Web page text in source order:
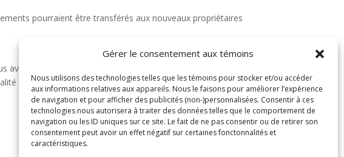
Gérer le consentement aux témoins
Nous utilisons des technologies telles que les témoins pour stocker et/ou accéder
aux informations relatives aux appareils. Nous le faisons pour améliorer l’expérience
de navigation et pour afficher des publicités (non-)personnalisées. Consentir à ces
technologies nous autorisera à traiter des données telles que le comportement de
navigation ou les ID uniques sur ce site. Le fait de ne pas consentir ou de retirer son
consentement peut avoir un effet négatif sur certaines fonctonnalités et
caractéristiques.
pourraient être transférés aux nouveaux propriétaires
à votre sujet, déposer une plainte, ou si vous souhaitez
à chantal@ancragesquebec.com ou par courrier à: